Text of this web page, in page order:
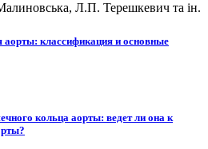
Л.П. Терешкевич та ін.
аорты: классификация и основные
кольца аорты: ведет ли она к